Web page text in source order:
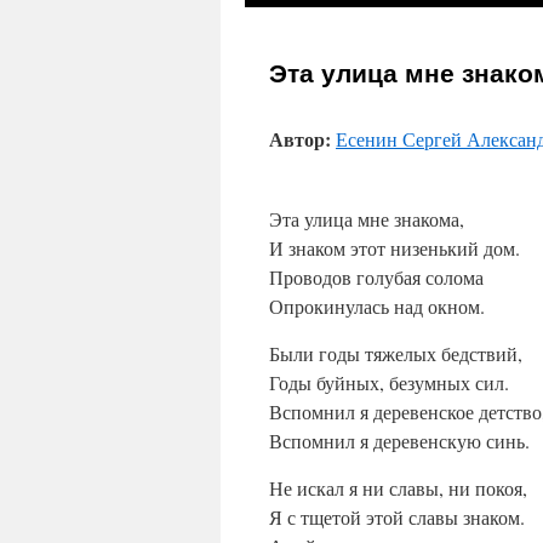
содержимому
Эта улица мне
Автор: Есенин Сергей
Эта улица мне знакома,
И знаком этот низенький дом.
Проводов голубая солома
Опрокинулась над окном.
Были годы тяжелых бедствий,
Годы буйных, безумных сил.
Вспомнил я деревенское
Вспомнил я деревенскую синь.
Не искал я ни славы, ни покоя,
Я с тщетой этой славы знаком.